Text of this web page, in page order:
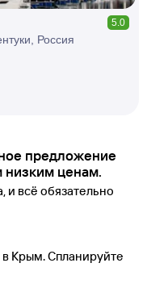
5.0
Россия
предложение
ценам.
и всё обязательно
в Крым. Спланируйте